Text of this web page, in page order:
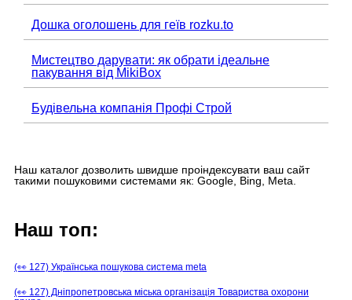
Дошка оголошень для геїв rozku.to
Мистецтво дарувати: як обрати ідеальне
пакування від MikiBox
Будівельна компанія Профі Строй
Наш каталог дозволить швидше проіндексувати ваш сайт
такими пошуковими системами як: Google, Bing, Meta.
Наш топ:
(👀 127) Українська пошукова система meta
(👀 127) Дніпропетровська міська організація Товариства охорони